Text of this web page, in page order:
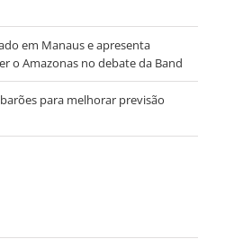
em Manaus e apresenta
o Amazonas no debate da Band
para melhorar previsão